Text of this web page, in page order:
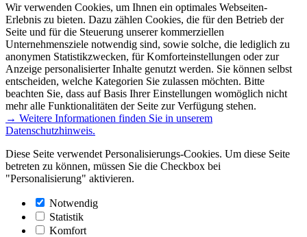
Wir verwenden Cookies, um Ihnen ein optimales Webseiten-
Erlebnis zu bieten. Dazu zählen Cookies, die für den Betrieb der
Seite und für die Steuerung unserer kommerziellen
Unternehmensziele notwendig sind, sowie solche, die lediglich zu
anonymen Statistikzwecken, für Komforteinstellungen oder zur
Anzeige personalisierter Inhalte genutzt werden. Sie können selbst
entscheiden, welche Kategorien Sie zulassen möchten. Bitte
beachten Sie, dass auf Basis Ihrer Einstellungen womöglich nicht
mehr alle Funktionalitäten der Seite zur Verfügung stehen.
→ Weitere Informationen finden Sie in unserem
Datenschutzhinweis.
Diese Seite verwendet Personalisierungs-Cookies. Um diese Seite
betreten zu können, müssen Sie die Checkbox bei
"Personalisierung" aktivieren.
Notwendig
Statistik
Komfort